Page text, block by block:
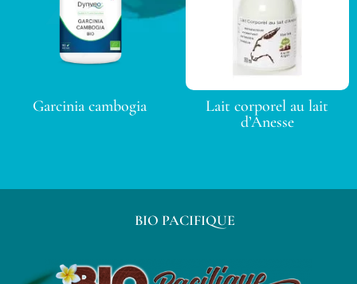
Garcinia cambogia
Lait corporel au lait
d’Anesse
BIO PACIFIQUE